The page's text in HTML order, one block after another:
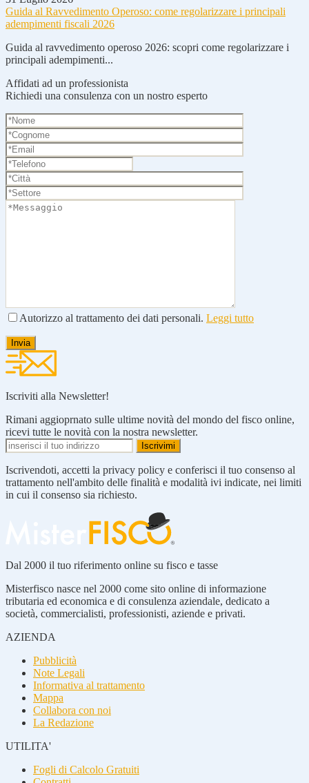
Guida al Ravvedimento Operoso: come regolarizzare i principali
adempimenti fiscali 2026
Guida al ravvedimento operoso 2026: scopri come regolarizzare i
principali adempimenti...
Affidati ad un professionista
Richiedi una consulenza con un nostro esperto
Autorizzo al trattamento dei dati personali. Leggi tutto
Iscriviti alla Newsletter!
Rimani aggioprnato sulle ultime novità del mondo del fisco online,
ricevi tutte le novità con la nostra newsletter.
Iscrivendoti, accetti la privacy policy e conferisci il tuo consenso al
trattamento nell'ambito delle finalità e modalità ivi indicate, nei limiti
in cui il consenso sia richiesto.
Dal 2000 il tuo riferimento online su fisco e tasse
Misterfisco nasce nel 2000 come sito online di informazione
tributaria ed economica e di consulenza aziendale, dedicato a
società, commercialisti, professionisti, aziende e privati.
AZIENDA
Pubblicità
Note Legali
Informativa al trattamento
Mappa
Collabora con noi
La Redazione
UTILITA'
Fogli di Calcolo Gratuiti